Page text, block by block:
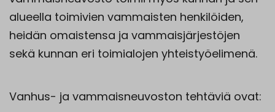
alueella toimivien vammaisten henkilöiden,
heidän omaistensa ja vammaisjärjestöjen
sekä kunnan eri toimialojen yhteistyöelimenä.
Vanhus- ja vammaisneuvoston tehtäviä ovat: